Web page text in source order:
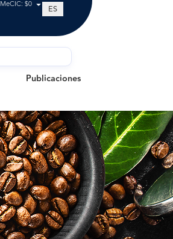
MeCIC: $0 ES
Publicaciones
Publicaciones